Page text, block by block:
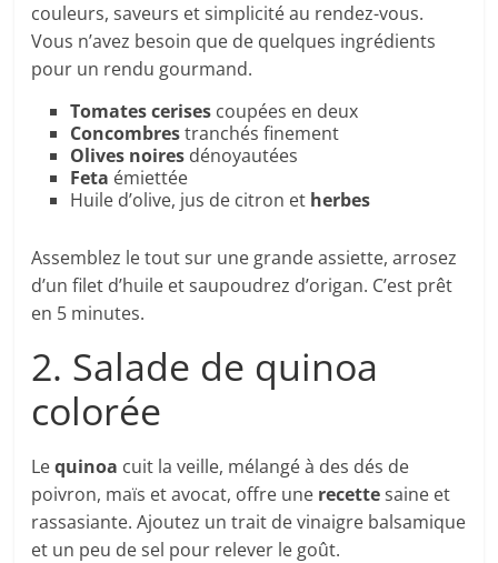
couleurs, saveurs et simplicité au rendez-vous.
Vous n’avez besoin que de quelques ingrédients
pour un rendu gourmand.
Tomates cerises coupées en deux
Concombrestranchés finement
Olives noires dénoyautées
Feta émiettée
Huile d’olive, jus de citron et herbes
Assemblez le tout sur une grande assiette, arrosez
d’un filet d’huile et saupoudrez d’origan. C’est prêt
en 5 minutes.
2. Salade de quinoa
colorée
Lequinoa cuit la veille, mélangé à des dés de
poivron, maïs et avocat, offre une recettesaine et
rassasiante. Ajoutez un trait de vinaigre balsamique
et un peu de sel pour relever le goût.